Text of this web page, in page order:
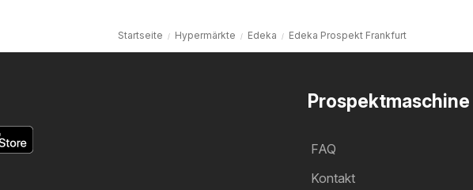
Startseite Hypermärkte Edeka Edeka Prospekt Frankfurt
Prospektmaschine
FAQ
Kontakt